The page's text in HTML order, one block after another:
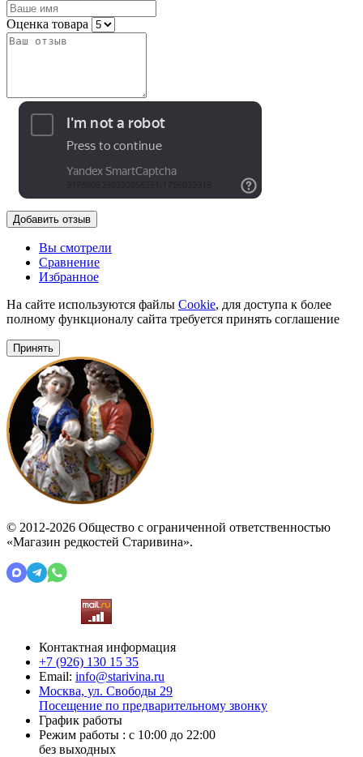
Оценка товара
Добавить отзыв
Вы смотрели
Сравнение
Избранное
На сайте используются файлы Cookie, для доступа к более
полному функционалу сайта требуется принять соглашение
Принять
© 2012-2026 Общество с ограниченной ответственностью
«Магазин редкостей Старивина».
Контактная информация
+7 (926) 130 15 35
Email: info@starivina.ru
Москва, ул. Свободы 29
Посещение по предварительному звонку
График работы
Режим работы : с 10:00 до 22:00
без выходных